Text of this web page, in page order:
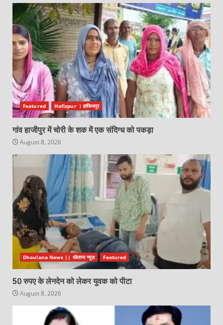
Featured Hafizpur । हाफिजपुर
गांव हाजीपुर में चोरी के शक में एक संदिग्ध को पकड़ा
August 8, 2026
Dhaulana News || धौलाना न्यूज़ Featured
50 रुपए के लेनदेन को लेकर युवक को पीटा
August 8, 2026